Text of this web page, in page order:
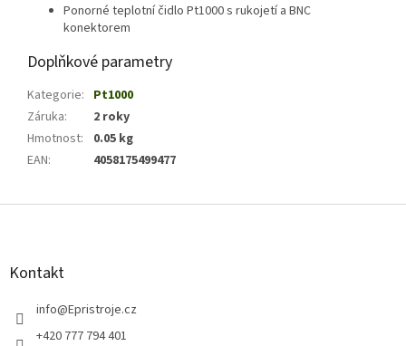
Ponorné teplotní čidlo Pt1000 s rukojetí a BNC
konektorem
Doplňkové parametry
Kategorie: Pt1000
Záruka:
2 roky
Hmotnost:
0.05 kg
EAN: 4058175499477
Z
Kontakt
info@Epristroje.cz
+420 777 794 401